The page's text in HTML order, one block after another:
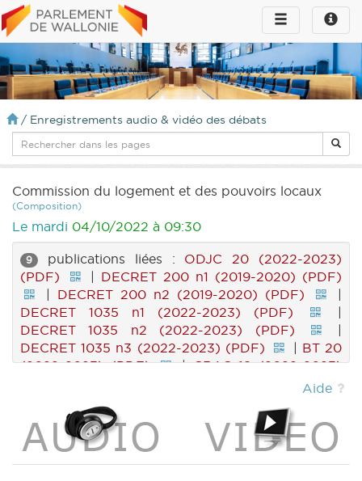
Toggle
infos
Toggle
navigation
/ Enregistrements audio & vidéo des débats
Commission du logement et des pouvoirs locaux
(Composition)
Le mardi 04/10/2022 à 09:30
9 publications liées : ODJC 20 (2022-2023)
(PDF)
| DECRET 200 n1 (2019-2020) (PDF)
| DECRET 200 n2 (2019-2020) (PDF)
|
DECRET 1035 n1 (2022-2023) (PDF)
|
DECRET 1035 n2 (2022-2023) (PDF)
|
DECRET 1035 n3 (2022-2023) (PDF)
| BT 20
(2022-2023) (PDF)
|CRAC 18 (2022-2023)
|
Aide